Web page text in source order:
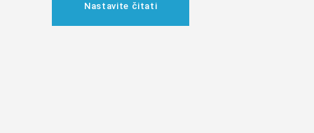
Nastavite čitati